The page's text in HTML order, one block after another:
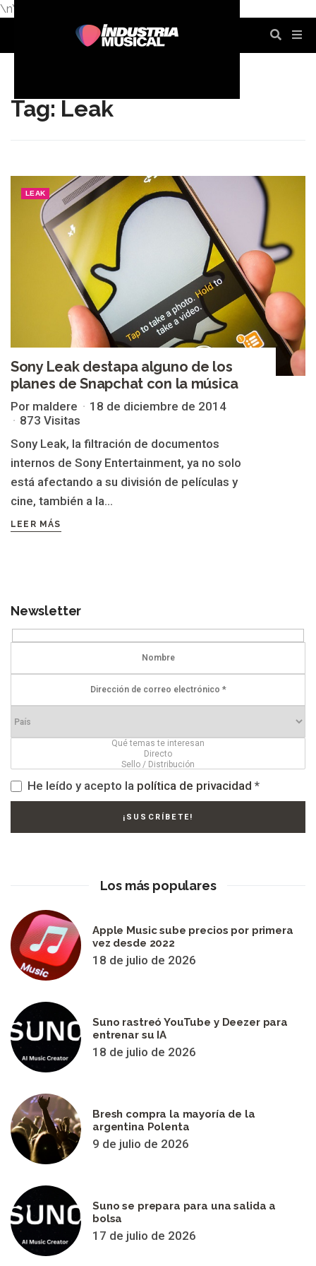
\n\n
Tag: Leak
LEAK
Sony Leak destapa alguno de los
planes de Snapchat con la música
Por maldere
18 de diciembre de 2014
873 Visitas
Sony Leak, la filtración de documentos
internos de Sony Entertainment, ya no solo
está afectando a su división de películas y
cine, también a la...
LEER MÁS
Newsletter
He leído y acepto la política de privacidad *
Los más populares
Apple Music sube precios por primera
vez desde 2022
18 de julio de 2026
Suno rastreó YouTube y Deezer para
entrenar su IA
18 de julio de 2026
Bresh compra la mayoría de la
argentina Polenta
9 de julio de 2026
Suno se prepara para una salida a
bolsa
17 de julio de 2026